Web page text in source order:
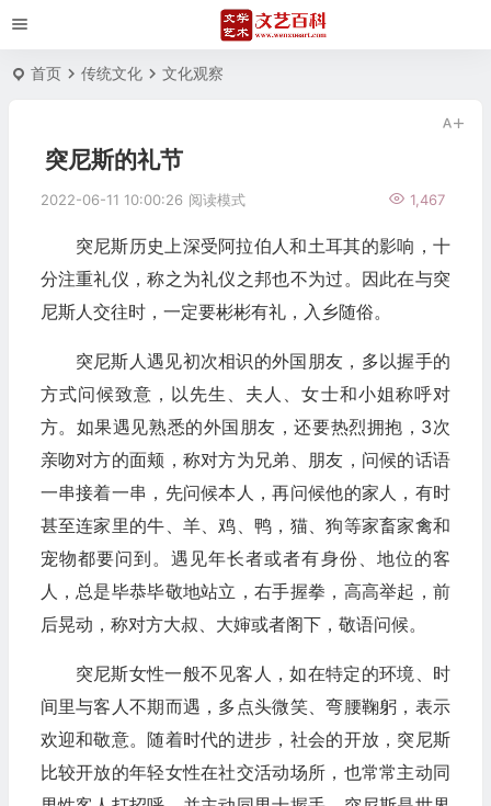
首页 传统文化 文化观察
突尼斯的礼节
2022-06-11 10:00:26 1,467
阅读模式
突尼斯历史上深受阿拉伯人和土耳其的影响，十
分注重礼仪，称之为礼仪之邦也不为过。因此在与突
尼斯人交往时，一定要彬彬有礼，入乡随俗。
突尼斯人遇见初次相识的外国朋友，多以握手的
方式问候致意，以先生、夫人、女士和小姐称呼对
方。如果遇见熟悉的外国朋友，还要热烈拥抱，3次
亲吻对方的面颊，称对方为兄弟、朋友，问候的话语
一串接着一串，先问候本人，再问候他的家人，有时
甚至连家里的牛、羊、鸡、鸭，猫、狗等家畜家禽和
宠物都要问到。遇见年长者或者有身份、地位的客
人，总是毕恭毕敬地站立，右手握拳，高高举起，前
后晃动，称对方大叔、大婶或者阁下，敬语问候。
突尼斯女性一般不见客人，如在特定的环境、时
间里与客人不期而遇，多点头微笑、弯腰鞠躬，表示
欢迎和敬意。随着时代的进步，社会的开放，突尼斯
比较开放的年轻女性在社交活动场所，也常常主动同